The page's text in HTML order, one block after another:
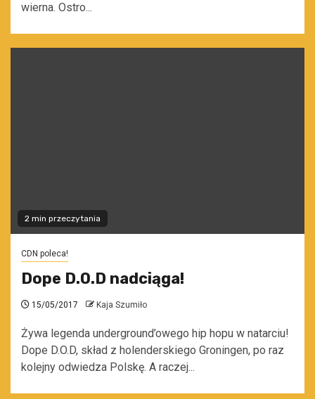
wierna. Ostro...
2 min przeczytania
CDN poleca!
Dope D.O.D nadciąga!
15/05/2017 Kaja Szumiło
Żywa legenda underground’owego hip hopu w natarciu!
Dope D.O.D, skład z holenderskiego Groningen, po raz
kolejny odwiedza Polskę. A raczej...